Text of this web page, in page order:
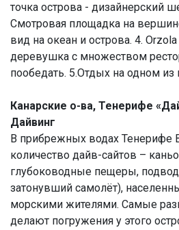
точка острова - дизайнерский
Смотровая площадка на
вид на океан и острова. 4.
деревушка с множеством
пообедать. 5.Отдых на одном из
Канарские о-ва, Тенерифе
Дайвинг
В прибрежных водах Тенерифе
количество дайв-сайтов –
глубоководные пещеры,
затонувший самолёт),
морскими жителями. Самые
делают погружения у этого